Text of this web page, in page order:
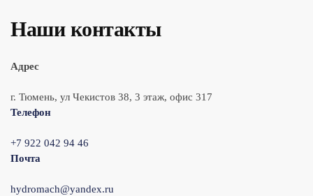
Наши контакты
Адрес
г. Тюмень, ул Чекистов 38, 3 этаж, офис 317
Телефон
+7 922 042 94 46
Почта
hydromach@yandex.ru